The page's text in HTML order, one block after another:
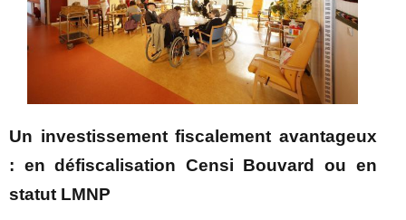
Un investissement fiscalement avantageux
: en défiscalisation Censi Bouvard ou en
statut LMNP